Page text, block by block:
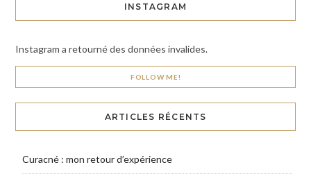
INSTAGRAM
Instagram a retourné des données invalides.
FOLLOW ME!
ARTICLES RÉCENTS
Curacné : mon retour d’expérience